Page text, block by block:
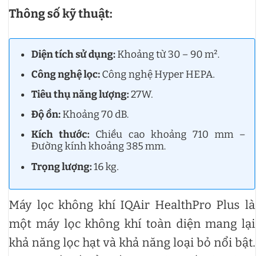
Thông số kỹ thuật:
Diện tích sử dụng:Khoảng từ 30 – 90 m².
Công nghệ lọc:Công nghệ Hyper HEPA.
Tiêu thụ năng lượng:27W.
Độ ồn:Khoảng 70 dB.
Kích thước: Chiều cao khoảng 710 mm –
Đường kính khoảng 385 mm.
Trọng lượng:16 kg.
Máy lọc không khí IQAir HealthPro Plus là
một máy lọc không khí toàn diện mang lại
khả năng lọc hạt và khả năng loại bỏ nổi bật.